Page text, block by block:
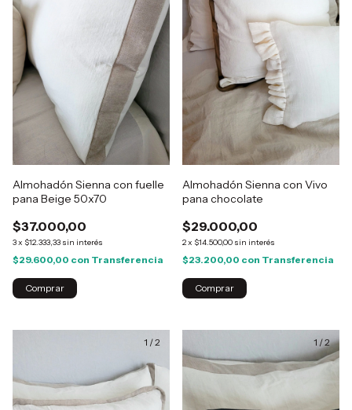
Almohadón Sienna con fuelle
pana Beige 50x70
$37.000,00
3x $12.333,33 sin interés
$29.600,00 con Transferencia
Almohadón Sienna con Vivo
pana chocolate
$29.000,00
2x $14.500,00 sin interés
$23.200,00 con Transferencia
1 /2 1 /2